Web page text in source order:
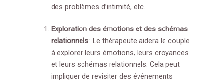
des problèmes d’intimité, etc.
Exploration des émotions et des schémas
relationnels: Le thérapeute aidera le couple
à explorer leurs émotions, leurs croyances
et leurs schémas relationnels. Cela peut
impliquer de revisiter des événements